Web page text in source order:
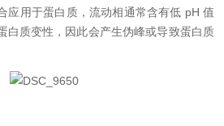
应用于蛋白质，流动相通常含有低 pH 值
白质变性，因此会产生伪峰或导致蛋白质